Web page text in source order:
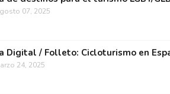
07, 2025
Digital / Folleto: Cicloturismo en
24, 2025